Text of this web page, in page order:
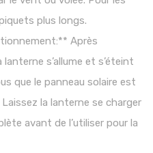
plus longs.
Après
s’allume et s’éteint
que le panneau solaire est
la lanterne se charger
avant de l’utiliser pour la